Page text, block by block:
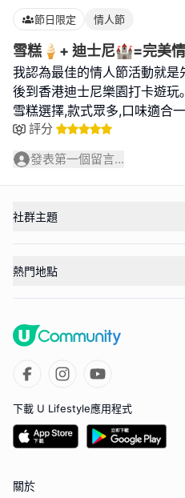
節日限定 情人節
雪糕🍦+ 迪士尼🏰=完美
我認為最佳的情人節活動就
後到香港迪士尼樂園打卡遊
雪糕選擇,款式眾多,口味適合
評分
發表第一個留言...
社群主題
熱門地點
下載 U Lifestyle應用程式
關於